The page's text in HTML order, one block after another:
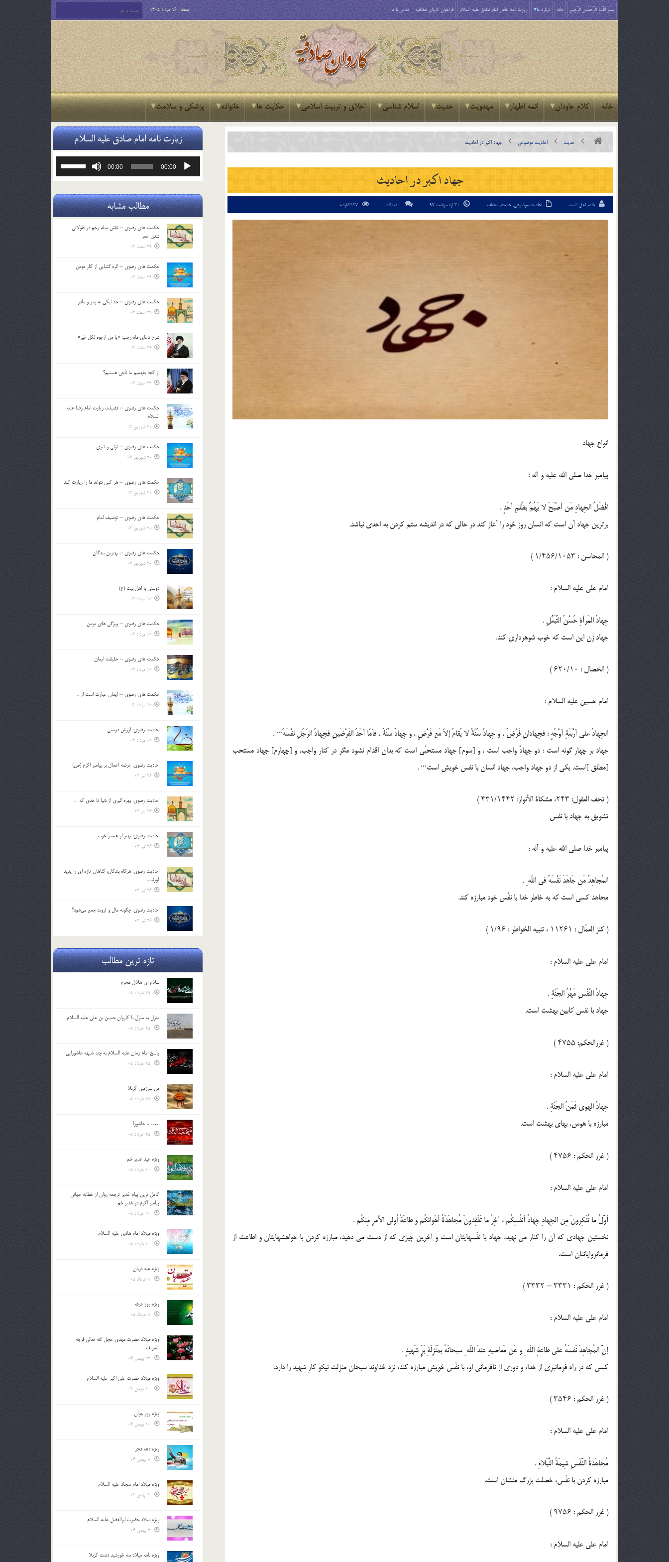
بِسْمِ اللَّـهِ الرَّحْمَـٰنِ الرَّحِيمِ خانه درباره ما زیارت نامه خاص امام صادق علیه السلام فراخوان کاروان صادقیه تماس با ما جمعه , 16 مرداد 1405
خانه کلام جاودان ائمه اطهار مهدویت حدیث اسلام شناسی اخلاق و تربیت اسلامی حکایت ها خانواده پزشکی و سلامت
حدیث احادیث موضوعی جهاد اکبر در احادیث
جهاد اکبر در احادیث
خادم اهل البیت احادیث موضوعی, حدیث, مختلف 0 دیدگاه
انواع جهاد
پيامبر خدا صلى الله عليه و آله :
افْضَلُ الجِهادِ مَن أصْبَحَ لا يَهُمُّ بظُلمِ أحَدٍ .
برترين جهاد آن است كه انسان روز خود را آغاز كند در حالى كه در انديشه ستم كردن به احدى نباشد.
( المحاسن : ۱/۴۵۶/۱۰۵۳ )
امام على عليه السلام :
جِهادُ المَرأةِ حُسْنُ التَّبَعُّلِ .
جهاد زن اين است كه خوب شوهردارى كند.
( الخصال : ۶۲۰/۱۰ )
امام حسين عليه السلام :
الجِهادُ على أرْبَعَةِ أوْجُهٍ : فجِهادانِ فَرْضٌ ، و جِهادٌ سُنّةٌ لا يُقامُ إلاّ مَع فَرْضٍ ، و جِهادٌ سُنّةٌ ، فأمّا أحَدُ الفَرْضَينِ فجِهادُ الرّجُلِ نفْسَهُ··· .
جهاد بر چهار گونه است : دو جهادْ واجب است ، و [سوم] جهاد مستحبّى است كه بدان اقدام نشود مگر در كنار واجب، و [چهارم] جهاد مستحب
[مطلق ]است. يكى از دو جهاد واجب، جهاد انسان با نفس خويش است··· .
( تحف العقول: ۲۴۳، مشكاة الأنوار: ۴۳۱/۱۴۴۲ )
تشويق به جهاد با نفس
پيامبر خدا صلى الله عليه و آله :
المُجاهِدُ مَن جَاهَدَ نَفْسَهُ في اللّه ِ .
مجاهد كسى است كه به خاطر خدا با نفْس خود مبارزه كند.
( كنز العمّال : ۱۱۲۶۱ ، تنبيه الخواطر : ۱/۹۶ )
امام على عليه السلام :
جِهادُ النَّفْسِ مَهْرُ الجَنّةِ .
جهاد با نفس كابين بهشت است.
( غررالحكم: ۴۷۵۵ )
امام على عليه السلام :
جِهادُ الهوى ثَمَنُ الجَنّةِ .
مبارزه با هوس، بهاى بهشت است.
( غرر الحكم : ۴۷۵۶ )
امام على عليه السلام :
أوَّلُ ما تُنْكِرونَ مِن الجِهادِ جِهادُ أنفُسِكُم ، آخِرُ ما تَفْقِدونَ مُجاهَدَةُ أهْوائكُم و طاعَةُ اُولي الأمرِ مِنكُم .
نخستين جهادى كه آن را كنار مى نهيد، جهاد با نفْسهايتان است و آخرين چيزى كه از دست مى دهيد، مبارزه كردن با خواهشهايتان و اطاعت از
فرمانروايانتان است.
( غرر الحكم : ۳۳۳۱ – ۳۳۳۲ )
امام على عليه السلام :
إنَّ المُجاهِدَ نَفسَهُ على طاعةِ اللّه ِ و عَن مَعاصيهِ عندَ اللّه ِ سبحانَهُ بمَنْزِلَةِ بَرٍّ شَهيدٍ .
كسى كه در راه فرمانبرى از خدا، و دورى از نافرمانى او، با نفْس خويش مبارزه كند، نزد خداوند سبحان منزلت نيكو كارِ شهيد را دارد.
( غرر الحكم : ۳۵۴۶ )
امام على عليه السلام :
مُجاهَدةُ النَّفْسِ شِيمَةُ النُّبَلاءِ .
مبارزه كردن با نفْس، خصلت بزرگ منشان است.
( غرر الحكم : ۹۷۵۶ )
امام على عليه السلام :
زیارت نامه امام صادق علیه السلام
پخش‌کننده
00:00
00:00
یا
صدا
کلیدهای
مطالب مشابه
حکمت های رضوی – نقش صله رحم در طولانی
شدن عمر
29 اسفند 03
حکمت های رضوی – گره گشایی از کار مومن
29 اسفند 03
حکمت های رضوی – حد نیکی به پدر و مادر
29 اسفند 03
شرح دعای ماه رجب؛ «یا من ارجوه لکل خیر»
29 اسفند 03
از كجا بفهميم ما ناجی هستیم؟
29 اسفند 03
حکمت های رضوی – فضیلت زیارت امام رضا علیه
السلام
20 شهریور 03
حکمت های رضوی – تولی و تبری
20 شهریور 03
حکمت های رضوی – هر کس نتواند ما را زیارت کند
20 شهریور 03
حکمت های رضوی – توصیف امام
20 شهریور 03
حکمت های رضوی – بهترین بندگان
20 شهریور 03
دوستی با اهل بیت (ع)
11 مرداد 03
حکمت های رضوی – ویژگی های مومن
11 مرداد 03
حکمت های رضوی – حقیقت ایمان
11 مرداد 03
حکمت های رضوی – ایمان عبارت است از…
11 مرداد 03
احادیث رضوی: ارزش دوستی
11 مرداد 03
احادیث رضوی: عرضه اعمال بر پیامبر اکرم (ص)
26 تیر 03
احادیث رضوی: بهره گیری از دنیا تا حدی که …
26 تیر 03
احادیث رضوی: بهتر از همسر خوب
26 تیر 03
احادیث رضوی: هرگاه بندگان، گناهان تازه ای را پدید
آورند…
26 تیر 03
احادیث رضوی: چگونه مال و ثروت جمع می‌شود؟
26 تیر 03
تازه ترین مطالب
سلام ای هلال محرم
منزل به منزل با کاروان حسین بن علی علیه السلام
پاسخ امام زمان علیه السلام به چند شبهه عاشورایی
من سرزمین کربلا
بیعت با عاشورا
ویژه عید غدیر خم
کامل ترین پیام غدیر ترجمه روان از خطابه جهانی
پیامبر اکرم در غدیر خم
ویژه میلاد امام هادی علیه السلام
ویژه عید قربان
ویژه روز عرفه
ویژه میلاد حضرت مهدی عجل الله تعالی فرجه
الشريف
ویژه میلاد حضرت علی اکبر علیه السلام
ویژه روز جوان
ویژه دهه فجر
ویژه میلاد امام سجاد علیه السلام
ویژه میلاد حضرت ابوالفضل علیه السلام
ویژه نامه میلاد سه خورشید دشت کربلا